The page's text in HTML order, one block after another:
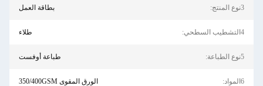
3نوع المنتج: بطاقة العمل
4التشطيب السطحي: طلاء
5نوع الطباعة: طباعة أوفست
6المواد: الورق المقوى 350/400GSM